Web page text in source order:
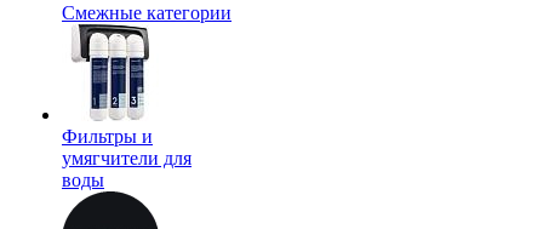
Смежные категории
Фильтры и
умягчители для
воды